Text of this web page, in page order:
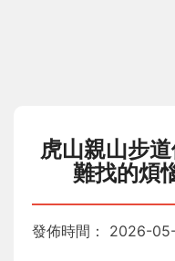
虎山親山步
難找的煩
發佈時間： 2026-